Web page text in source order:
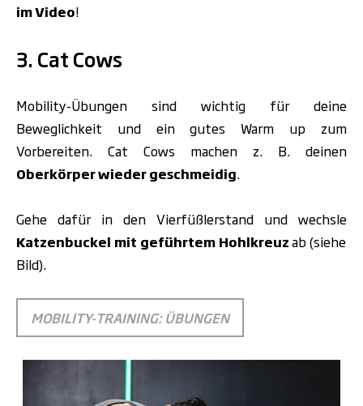
im Video!
3. Cat Cows
Mobility-Übungen sind wichtig für deine
Beweglichkeit und ein gutes Warm up zum
Vorbereiten.
Cat Cows machen z. B. deinen
Oberkörper wieder geschmeidig.
Gehe dafür in den Vierfüßlerstand und wechsle
Katzenbuckel mit geführtem Hohlkreuzab (siehe
Bild).
MOBILITY-TRAINING: ÜBUNGEN